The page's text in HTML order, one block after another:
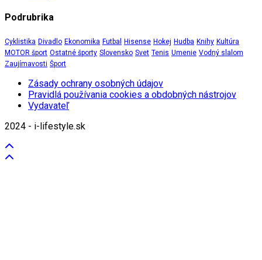
Podrubrika
Cyklistika Divadlo Ekonomika Futbal Hisense Hokej Hudba Knihy Kultúra
MOTOR šport Ostatné športy Slovensko Svet Tenis Umenie Vodný slalom
Zaujímavosti Šport
Zásady ochrany osobných údajov
Pravidlá používania cookies a obdobných nástrojov
Vydavateľ
2024 - i-lifestyle.sk